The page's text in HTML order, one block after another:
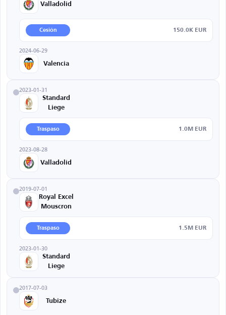
Valladolid
Cesión 150.0K EUR
2024-06-29
Valencia
2023-01-31
Standard
Liege
Traspaso 1.0M EUR
2023-08-28
Valladolid
2019-07-01
Royal Excel
Mouscron
Traspaso 1.5M EUR
2023-01-30
Standard
Liege
2017-07-03
Tubize